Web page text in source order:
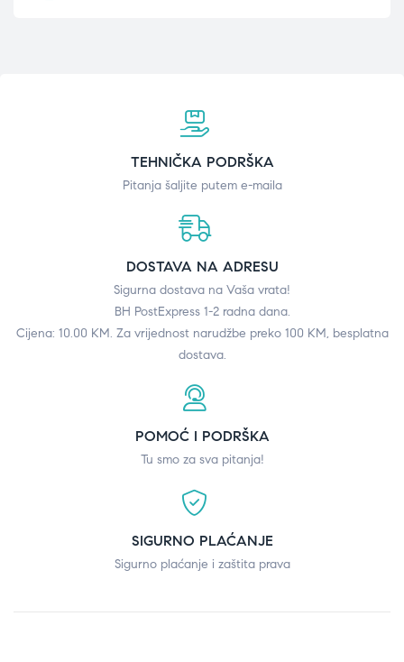
TEHNIČKA PODRŠKA
Pitanja šaljite putem e-maila
DOSTAVA NA ADRESU
Sigurna dostava na Vaša vrata!
BH PostExpress 1-2 radna dana.
Cijena: 10.00 KM. Za vrijednost narudžbe preko 100 KM, besplatna
dostava.
POMOĆ I PODRŠKA
Tu smo za sva pitanja!
SIGURNO PLAĆANJE
Sigurno plaćanje i zaštita prava